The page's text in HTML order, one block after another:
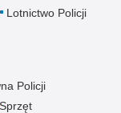
Lotnictwo Policji
Policji
Sprzęt